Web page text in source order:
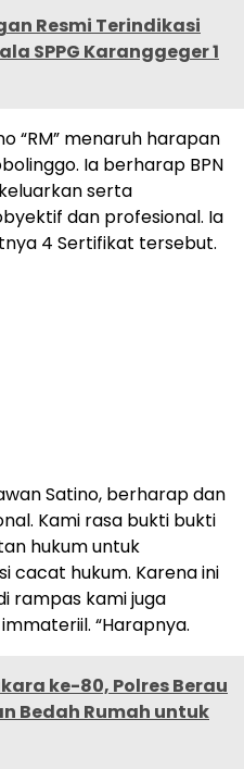
Resmi Terindikasi
SPPG Karanggeger 1
“RM” menaruh harapan
Ia berharap BPN
serta
dan profesional. Ia
4 Sertifikat tersebut.
Satino, berharap dan
Kami rasa bukti bukti
hukum untuk
cacat hukum. Karena ini
rampas kami juga
“Harapnya.
ke-80, Polres Berau
Bedah Rumah untuk